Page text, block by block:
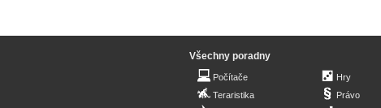
Všechny poradny
Počítače
Teraristika
Hry
Právo